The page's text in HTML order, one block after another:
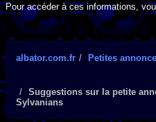
Pour accéder à ces informations,
albator.com.fr Petites
Suggestions sur la petite
Sylvanians